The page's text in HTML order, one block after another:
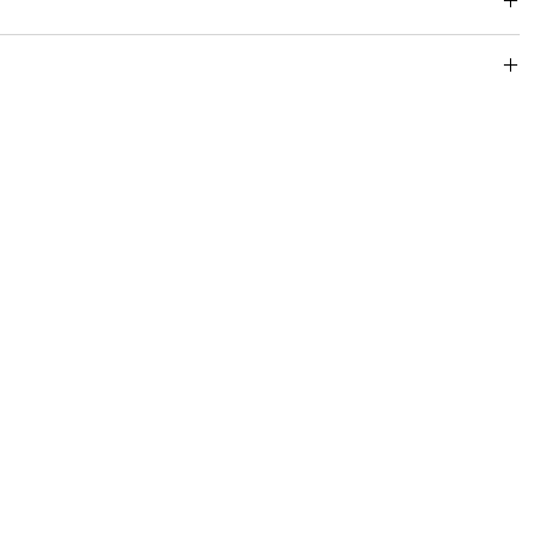
du savoir-faire artisanal et pour travailler avec le
sélectionnés dans les meilleurs vignobles de Cognac et